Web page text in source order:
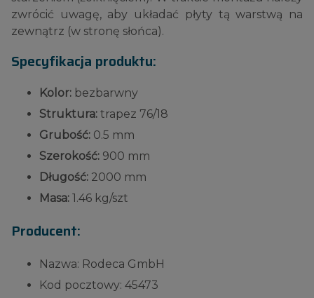
zwrócić uwagę, aby układać płyty tą warstwą na
zewnątrz (w stronę słońca).
Specyfikacja produktu:
Kolor: bezbarwny
Struktura: trapez 76/18
Grubość: 0.5 mm
Szerokość: 900 mm
Długość: 2000 mm
Masa: 1.46 kg/szt
Producent:
Nazwa: Rodeca GmbH
Kod pocztowy: 45473